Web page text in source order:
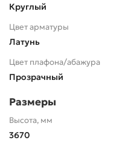
Круглый
Цвет арматуры
Латунь
Цвет плафона/абажура
Прозрачный
Размеры
Высота, мм
3670